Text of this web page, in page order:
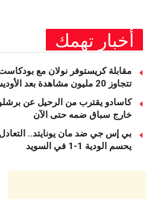
أخبار تهمك
مقابلة كريستوفر نولان مع
تتجاوز 20 مليون مشاهدة بعد الأوديسة
كاسادو يقترب من الرحيل عن
خارج سباق ضمه حتى الآن
بي إس جي ضد مان يونايتد.. التعادل
يحسم الودية 1-1 في السويد